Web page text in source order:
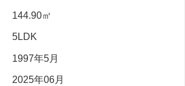
144.90㎡
5LDK
1997年5月
2025年06月